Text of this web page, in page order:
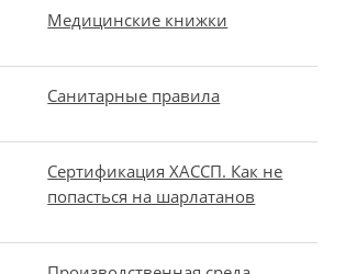
Медицинские книжки
Санитарные правила
Сертификация ХАССП. Как не
попасться на шарлатанов